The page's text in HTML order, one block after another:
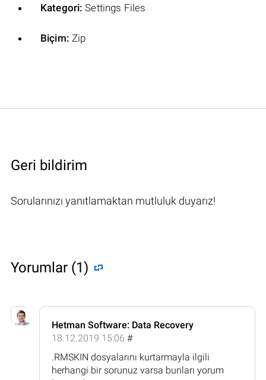
Kategori: Settings Files
Biçim: Zip
Geri bildirim
Sorularınızı yanıtlamaktan mutluluk duyarız!
Yorumlar (1)
Hetman Software: Data Recovery
18.12.2019 15:06 #
.RMSKIN dosyalarını kurtarmayla ilgili
herhangi bir sorunuz varsa bunları yorum